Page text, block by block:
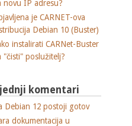
novu IP adresu?
je CARNET-ova
Debian 10 (Buster)
instalirati CARNet-Buster
"čisti" poslužitelj?
komentari
Debian 12 postoji gotov
dokumentacija u